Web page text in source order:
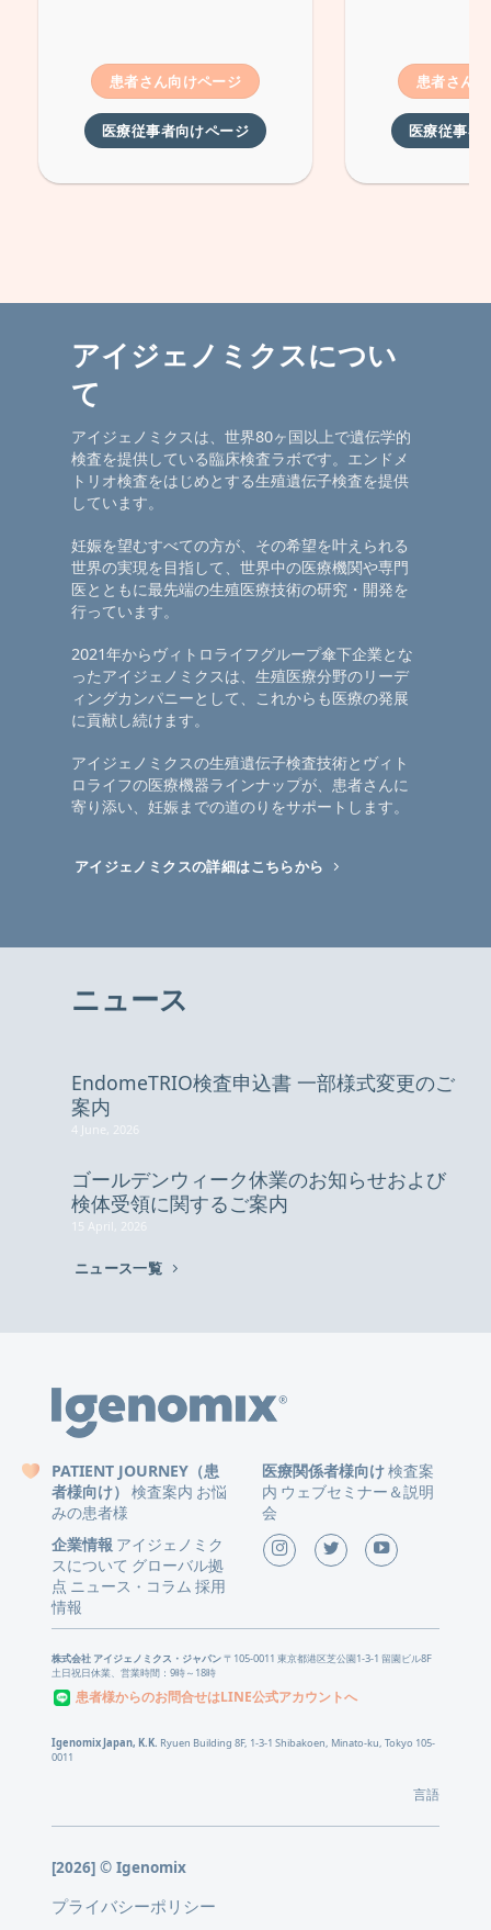
患者さん向けページ
医療従事者向けページ
患者さん
医療従事者
アイジェノミクスについ
て
アイジェノミクスは、世界80ヶ国以上で遺伝学的
検査を提供している臨床検査ラボです。エンドメ
トリオ検査をはじめとする生殖遺伝子検査を提供
しています。
妊娠を望むすべての方が、その希望を叶えられる
世界の実現を目指して、世界中の医療機関や専門
医とともに最先端の生殖医療技術の研究・開発を
行っています。
2021年からヴィトロライフグループ傘下企業とな
ったアイジェノミクスは、生殖医療分野のリーデ
ィングカンパニーとして、これからも医療の発展
に貢献し続けます。
アイジェノミクスの生殖遺伝子検査技術とヴィト
ロライフの医療機器ラインナップが、患者さんに
寄り添い、妊娠までの道のりをサポートします。
アイジェノミクスの詳細はこちらから
ニュース
EndomeTRIO検査申込書 一部様式変更のご
案内
4 June, 2026
ゴールデンウィーク休業のお知らせおよび
検体受領に関するご案内
15 April, 2026
ニュース一覧
PATIENT JOURNEY（患
者様向け） 検査案内 お悩
みの患者様
医療関係者様向け検査案
内 ウェブセミナー＆説明
会
企業情報 アイジェノミク
スについて グローバル拠
点 ニュース ・ コラム 採用
情報
株式会社 アイジェノミクス・ジャパン〒105-0011 東京都港区芝公園1-3-1 留園ビル8F
土日祝日休業、営業時間：9時～18時
患者様からのお問合せはLINE公式アカウントへ
Igenomix Japan, K.K. Ryuen Building 8F, 1-3-1 Shibakoen, Minato-ku, Tokyo 105-
0011
言語
[2026] © Igenomix
プライバシーポリシー